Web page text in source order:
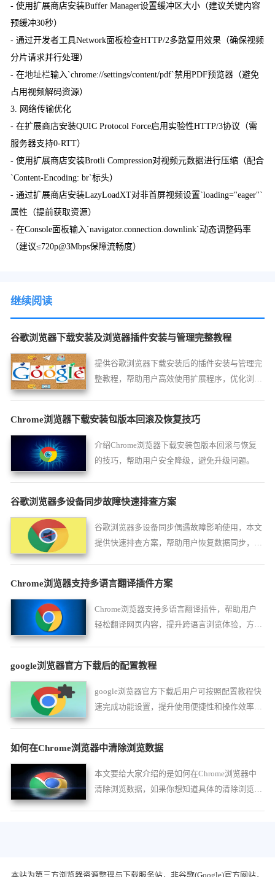
- 使用扩展商店安装Buffer Manager设置缓冲区大小（建议关键内容
预缓冲30秒）
- 通过开发者工具Network面板检查HTTP/2多路复用效果（确保视频
分片请求并行处理）
- 在地址栏输入`chrome://settings/content/pdf`禁用PDF预览器（避免
占用视频解码资源）
3. 网络传输优化
- 在扩展商店安装QUIC Protocol Force启用实验性HTTP/3协议（需
服务器支持0-RTT）
- 使用扩展商店安装Brotli Compression对视频元数据进行压缩（配合
`Content-Encoding: br`标头）
- 通过扩展商店安装LazyLoadXT对非首屏视频设置`loading="eager"`
属性（提前获取资源）
- 在Console面板输入`navigator.connection.downlink`动态调整码率
（建议≤720p@3Mbps保障流畅度）
继续阅读
谷歌浏览器下载安装及浏览器插件安装与管理完整教程
提供谷歌浏览器下载安装后的插件安装与管理完
整教程，帮助用户高效使用扩展程序，优化浏览
Chrome浏览器下载安装包版本回滚及恢复技巧
介绍Chrome浏览器下载安装包版本回滚与恢复
的技巧，帮助用户安全降级，避免升级问题。
谷歌浏览器多设备同步故障快速排查方案
谷歌浏览器多设备同步偶遇故障影响使用，本文
提供快速排查方案，帮助用户恢复数据同步，保
Chrome浏览器支持多语言翻译插件方案
Chrome浏览器支持多语言翻译插件，帮助用户
轻松翻译网页内容，提升跨语言浏览体验，方便
google浏览器官方下载后的配置教程
google浏览器官方下载后用户可按照配置教程快
速完成功能设置，提升使用便捷性和操作效率，
如何在Chrome浏览器中清除浏览数据
本文要给大家介绍的是如何在Chrome浏览器中
清除浏览数据，如果你想知道具体的清除浏览数
本站为第三方浏览器资源整理与下载服务站，非谷歌(Google)官方网站，